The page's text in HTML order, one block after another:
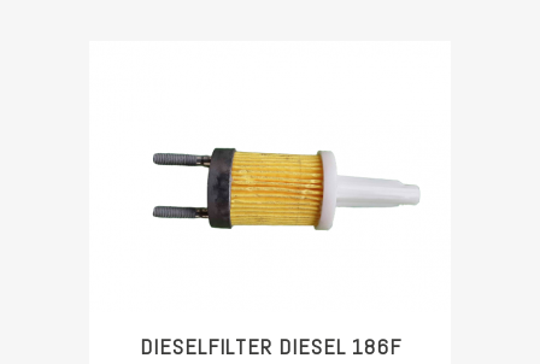
DIESELFILTER DIESEL 186F